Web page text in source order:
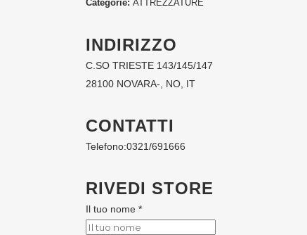
Categorie: ATTREZZATURE
INDIRIZZO
C.SO TRIESTE 143/145/147
28100 NOVARA-, NO, IT
CONTATTI
Telefono:0321/691666
RIVEDI STORE
Il tuo nome *